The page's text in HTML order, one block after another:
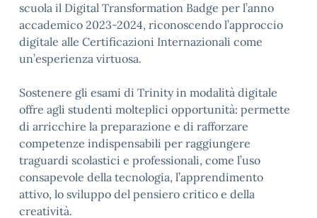
scuola il Digital Transformation Badge per l’anno
accademico 2023-2024, riconoscendo l’approccio
digitale alle Certificazioni Internazionali come
un’esperienza virtuosa.
Sostenere gli esami di Trinity in modalità digitale
offre agli studenti molteplici opportunità: permette
di arricchire la preparazione e di rafforzare
competenze indispensabili per raggiungere
traguardi scolastici e professionali, come l’uso
consapevole della tecnologia, l’apprendimento
attivo, lo sviluppo del pensiero critico e della
creatività.